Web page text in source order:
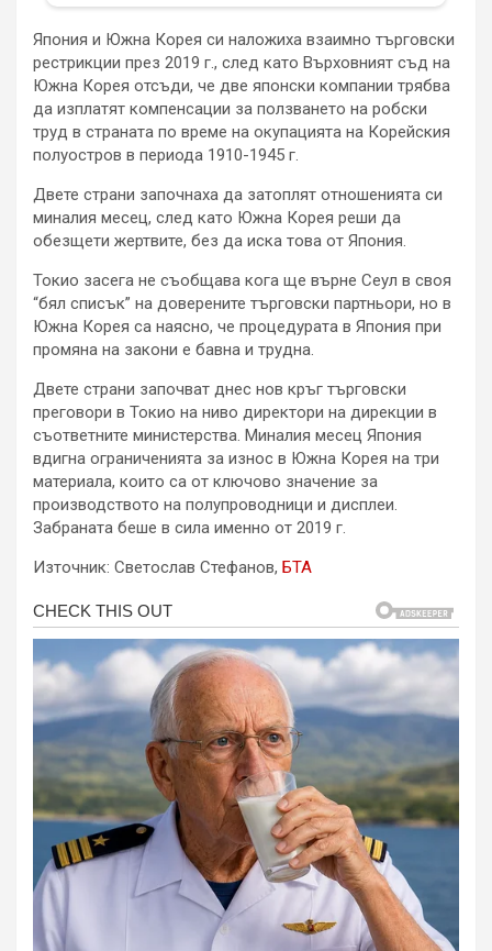
Япония и Южна Корея си наложиха взаимно търговски
рестрикции през 2019 г., след като Върховният съд на
Южна Корея отсъди, че две японски компании трябва
да изплатят компенсации за ползването на робски
труд в страната по време на окупацията на Корейския
полуостров в периода 1910-1945 г.
Двете страни започнаха да затоплят отношенията си
миналия месец, след като Южна Корея реши да
обезщети жертвите, без да иска това от Япония.
Токио засега не съобщава кога ще върне Сеул в своя
“бял списък” на доверените търговски партньори, но в
Южна Корея са наясно, че процедурата в Япония при
промяна на закони е бавна и трудна.
Двете страни започват днес нов кръг търговски
преговори в Токио на ниво директори на дирекции в
съответните министерства. Миналия месец Япония
вдигна ограниченията за износ в Южна Корея на три
материала, които са от ключово значение за
производството на полупроводници и дисплеи.
Забраната беше в сила именно от 2019 г.
Източник: Светослав Стефанов, БТА